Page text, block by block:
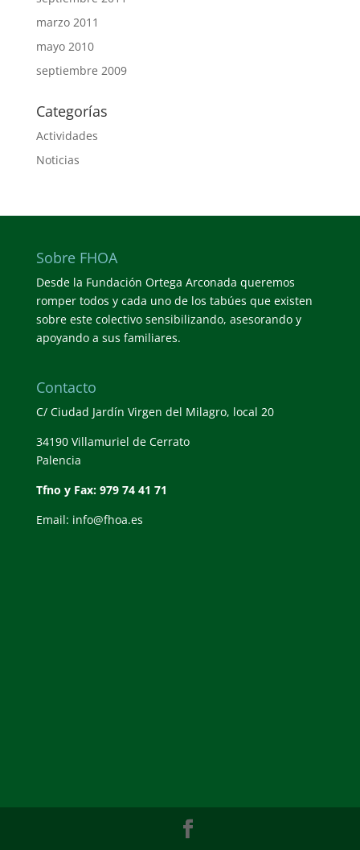
marzo 2011
mayo 2010
septiembre 2009
Categorías
Actividades
Noticias
Sobre FHOA
Desde la Fundación Ortega Arconada queremos
romper todos y cada uno de los tabúes que existen
sobre este colectivo sensibilizando, asesorando y
apoyando a sus familiares.
Contacto
C/ Ciudad Jardín Virgen del Milagro, local 20
34190 Villamuriel de Cerrato
Palencia
Tfno y Fax: 979 74 41 71
Email: info@fhoa.es